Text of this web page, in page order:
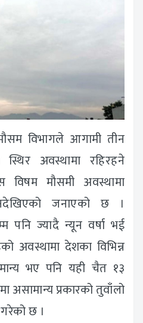
विभागले आगामी तीन
अवस्थामा रहिरहने
मौसमी अवस्थामा
जनाएको छ ।
पनि ज्यादै न्यून वर्षा भई
अवस्थामा देशका विभिन्न
भए पनि यही चैत १३
असामान्य प्रकारको तुवाँलो
छ ।